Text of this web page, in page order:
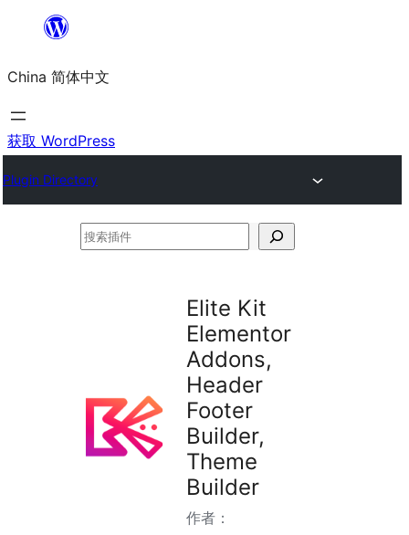
内
容
China 简体中文
获取 WordPress
Plugin Directory
搜
Elite Kit
Elementor
Addons,
Header
Footer
Builder,
Theme
Builder
作者：